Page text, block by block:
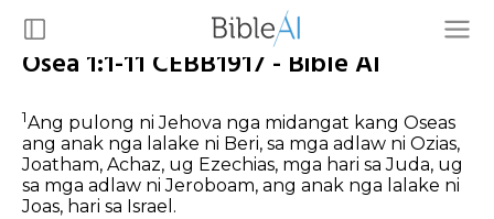
Osea 1:1-11 CEBB1917 - Bible AI
1Ang pulong ni Jehova nga midangat kang Oseas
ang anak nga lalake ni Beri, sa mga adlaw ni Ozias,
Joatham, Achaz, ug Ezechias, mga hari sa Juda, ug
sa mga adlaw ni Jeroboam, ang anak nga lalake ni
Joas, hari sa Israel.